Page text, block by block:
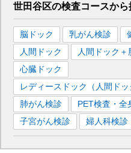
世田谷区の検査コースから
脳ドック 乳がん検診
人間ドック
人間ドック＋
心臓ドック
レディースドック（人間ドッ
肺がん検診
PET検査・全
子宮がん検診
婦人科検診